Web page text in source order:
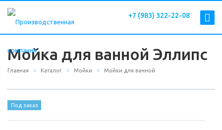
+7 (983) 322-22-08
Мойка для ванной Эллипс
Главная Каталог Мойки Мойки для ванной
Под заказ